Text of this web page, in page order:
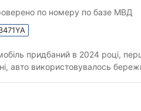
по номеру по базе МВД
придбаний в 2024 році,
авто використовувалось